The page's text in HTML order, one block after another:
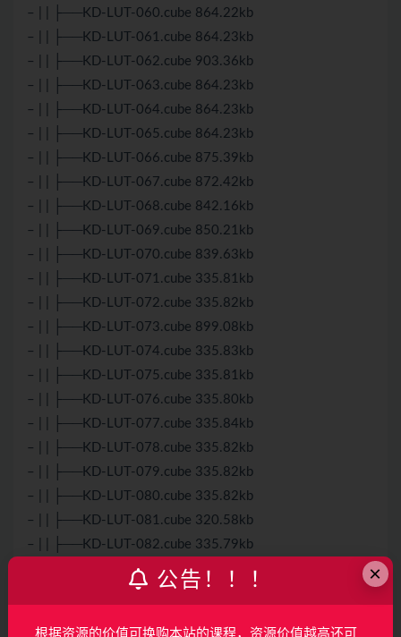
– | | ├──KD-LUT-060.cube 864.22kb
– | | ├──KD-LUT-061.cube 864.23kb
– | | ├──KD-LUT-062.cube 903.36kb
– | | ├──KD-LUT-063.cube 864.23kb
– | | ├──KD-LUT-064.cube 864.23kb
– | | ├──KD-LUT-065.cube 864.23kb
– | | ├──KD-LUT-066.cube 875.39kb
– | | ├──KD-LUT-067.cube 872.42kb
– | | ├──KD-LUT-068.cube 842.16kb
– | | ├──KD-LUT-069.cube 850.21kb
– | | ├──KD-LUT-070.cube 839.63kb
– | | ├──KD-LUT-071.cube 335.81kb
– | | ├──KD-LUT-072.cube 335.82kb
– | | ├──KD-LUT-073.cube 899.08kb
– | | ├──KD-LUT-074.cube 335.83kb
– | | ├──KD-LUT-075.cube 335.81kb
– | | ├──KD-LUT-076.cube 335.80kb
– | | ├──KD-LUT-077.cube 335.84kb
– | | ├──KD-LUT-078.cube 335.82kb
– | | ├──KD-LUT-079.cube 335.82kb
– | | ├──KD-LUT-080.cube 335.82kb
– | | ├──KD-LUT-081.cube 320.58kb
– | | ├──KD-LUT-082.cube 335.79kb
– | | ├──KD-LUT-083.cube 335.79kb
– | | ├──KD-LUT-084.cube 927.21kb
×
公告！！！
根据资源的价值可换购本站的课程，资源价值越高还可